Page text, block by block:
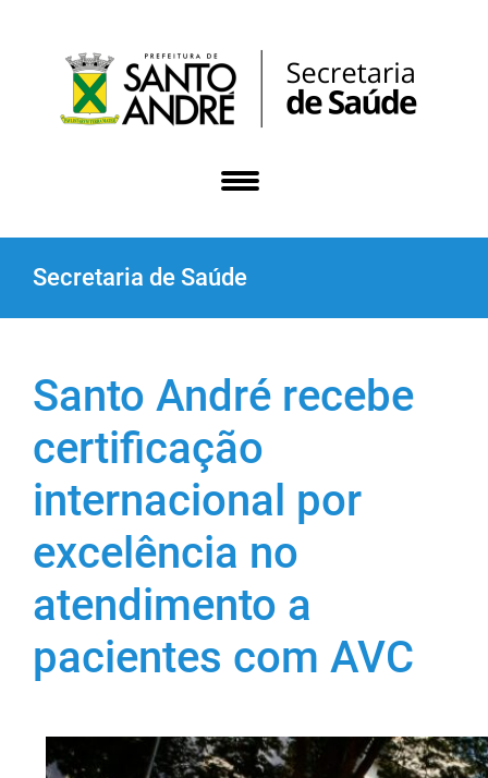
Secretaria de Saúde
Santo André recebe
certificação
internacional por
excelência no
atendimento a
pacientes com AVC